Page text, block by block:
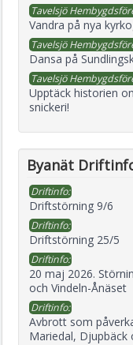
Tavelsjö
Vandra på nya
Tavelsjö
Dansa på
Tavelsjö
Upptäck historien
snickeri!
Byanät
Driftinfo:
Driftstörning 9/6
Driftinfo:
Driftstörning 25/5
Driftinfo:
20 maj 2026.
och Vindeln-Ånäset
Driftinfo:
Avbrott som
Mariedal, Djupbäck